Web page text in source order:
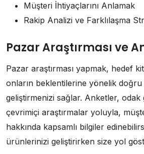
Müşteri İhtiyaçlarını Anlamak
Rakip Analizi ve Farklılaşma
Pazar Araştırması ve
Pazar araştırması yapmak, hedef
onların beklentilerine yönelik doğru
geliştirmenizi sağlar. Anketler, odak
çevrimiçi araştırmalar yoluyla,
hakkında kapsamlı bilgiler
ürünlerinizi geliştirirken size yol